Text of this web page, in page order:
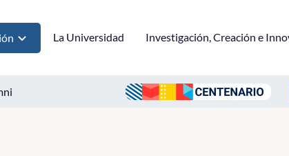
La Universidad Investigación, Creación e